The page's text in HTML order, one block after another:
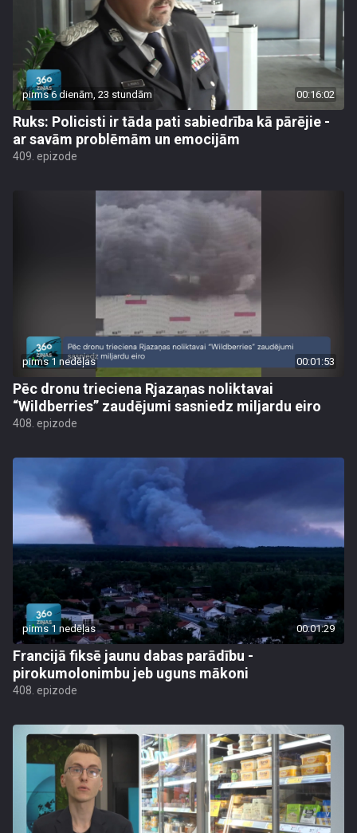
pirms 6 dienām, 23 stundām 00:16:02
Ruks: Policisti ir tāda pati sabiedrība kā pārējie -
ar savām problēmām un emocijām
409. epizode
pirms 1 nedēļas 00:01:53
Pēc dronu trieciena Rjazaņas noliktavai
“Wildberries” zaudējumi sasniedz miljardu eiro
408. epizode
pirms 1 nedēļas 00:01:29
Francijā fiksē jaunu dabas parādību -
pirokumolonimbu jeb uguns mākoni
408. epizode